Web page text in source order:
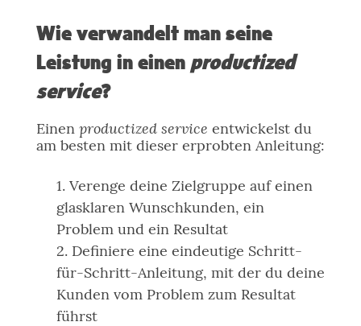
Wie verwandelt man seine
Leistung in einen productized
service?
Einen productized service entwickelst du
am besten mit dieser erprobten Anleitung:
Verenge deine Zielgruppe auf einen
glasklaren Wunschkunden, ein
Problem und ein Resultat
Definiere eine eindeutige Schritt-
für-Schritt-Anleitung, mit der du deine
Kunden vom Problem zum Resultat
führst